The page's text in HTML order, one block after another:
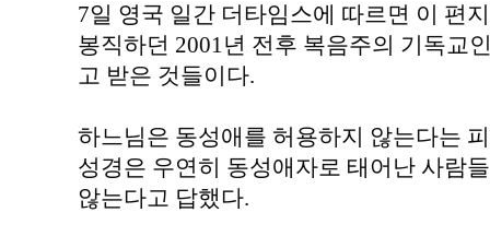
7일 영국 일간 더타임스에 따르면 이 편
봉직하던 2001년 전후 복음주의 기독교
고 받은 것들이다.
하느님은 동성애를 허용하지 않는다는
성경은 우연히 동성애자로 태어난 사람
않는다고 답했다.